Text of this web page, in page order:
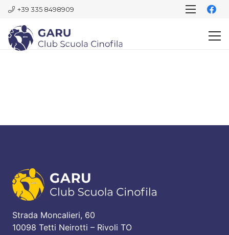
+39 335 8498909
Strada Moncalieri, 60
10098 Tetti Neirotti – Rivoli TO